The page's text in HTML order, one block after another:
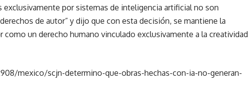
exclusivamente por sistemas de inteligencia artificial no son
de autor” y dijo que con esta decisión, se mantiene la
un derecho humano vinculado exclusivamente a la creatividad
mexico/scjn-determino-que-obras-hechas-con-ia-no-generan-